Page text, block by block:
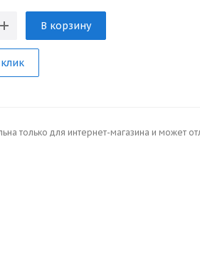
В корзину
только для интернет-магазина и может